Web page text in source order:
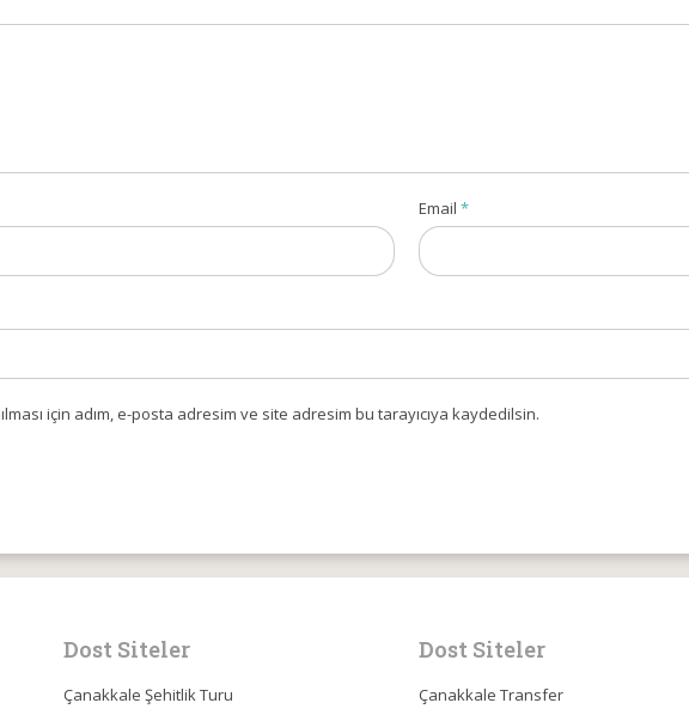
Email *
için adım, e-posta adresim ve site adresim bu tarayıcıya kaydedilsin.
Dost Siteler
Çanakkale Şehitlik Turu
Dost Siteler
Çanakkale Transfer